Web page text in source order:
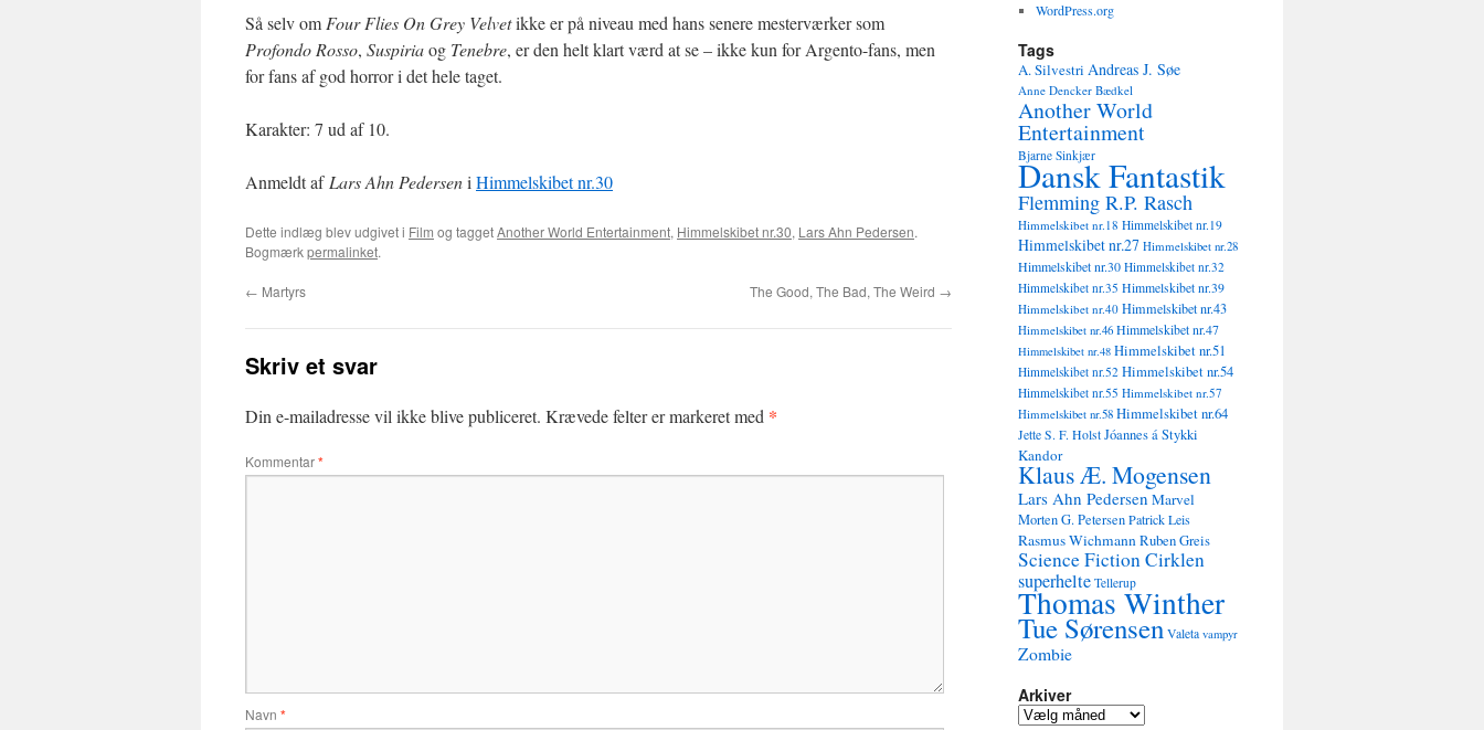
Så selv om Four Flies On Grey Velvetikke er på niveau med hans senere mesterværker som
Profondo Rosso, Suspiriaog Tenebre, er den helt klart værd at se – ikke kun for Argento-fans, men
for fans af god horror i det hele taget.
Karakter: 7 ud af 10.
Anmeldt af Lars Ahn Pederseni Himmelskibet nr.30
Dette indlæg blev udgivet i Film og taggetAnother World Entertainment, Himmelskibet nr.30, Lars Ahn Pedersen.
Bogmærkpermalinket.
← Martyrs The Good, The Bad, The Weird →
Skriv et svar
Din e-mailadresse vil ikke blive publiceret. Krævede felter er markeret med *
Kommentar*
Navn *
WordPress.org
Tags
A. Silvestri Andreas J. Søe
Anne Dencker Bædkel
Another World
Entertainment
Bjarne Sinkjær
Dansk Fantastik
Flemming R.P. Rasch
Himmelskibet nr.18 Himmelskibet nr.19
Himmelskibet nr.27 Himmelskibet nr.28
Himmelskibet nr.30 Himmelskibet nr.32
Himmelskibet nr.35 Himmelskibet nr.39
Himmelskibet nr.40 Himmelskibet nr.43
Himmelskibet nr.46 Himmelskibet nr.47
Himmelskibet nr.48 Himmelskibet nr.51
Himmelskibet nr.52 Himmelskibet nr.54
Himmelskibet nr.55 Himmelskibet nr.57
Himmelskibet nr.58 Himmelskibet nr.64
Jette S. F. Holst Jóannes á Stykki
Kandor
Klaus Æ. Mogensen
Lars Ahn Pedersen Marvel
Morten G. PetersenPatrick Leis
Rasmus WichmannRuben Greis
Science Fiction Cirklen
superhelte Tellerup
Thomas Winther
Tue Sørensen Valeta vampyr
Zombie
Arkiver
Arkiver